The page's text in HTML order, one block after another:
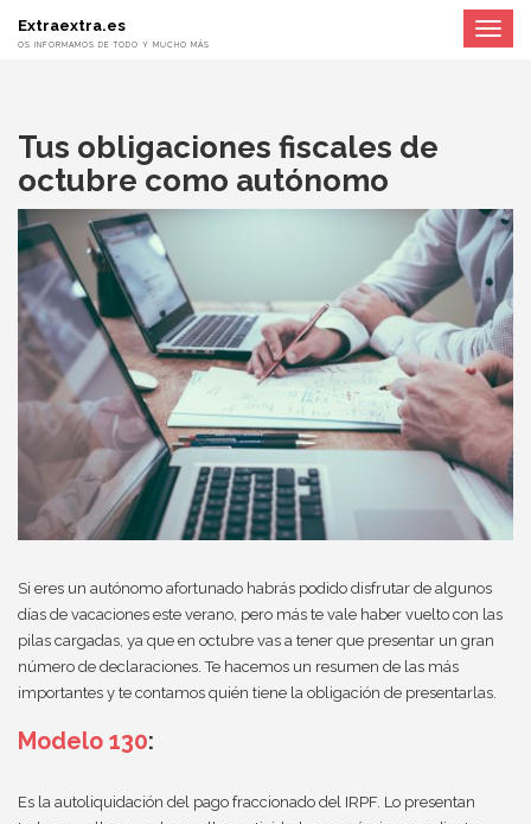
Toggle
Extraextra.es
OS INFORMAMOS DE TODO Y MUCHO MÁS
Tus obligaciones fiscales de
octubre como autónomo
Si eres un autónomo afortunado habrás podido disfrutar de algunos
días de vacaciones este verano, pero más te vale haber vuelto con las
pilas cargadas, ya que en octubre vas a tener que presentar un gran
número de declaraciones. Te hacemos un resumen de las más
importantes y te contamos quién tiene la obligación de presentarlas.
Modelo 130:
Es la autoliquidación del pago fraccionado del IRPF. Lo presentan